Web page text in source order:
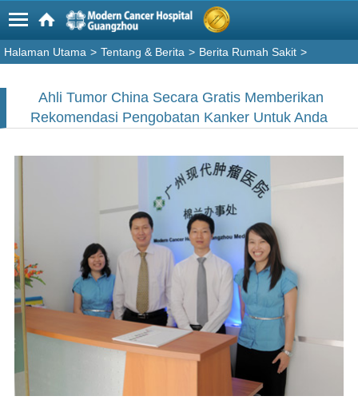
Halaman Utama > Tentang & Berita > Berita Rumah Sakit >
Ahli Tumor China Secara Gratis Memberikan
Rekomendasi Pengobatan Kanker Untuk Anda